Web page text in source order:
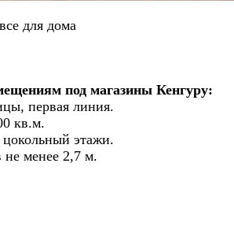
для дома
под магазины Кенгуру:
первая линия.
кв.м.
этажи.
не менее 2,7 м.